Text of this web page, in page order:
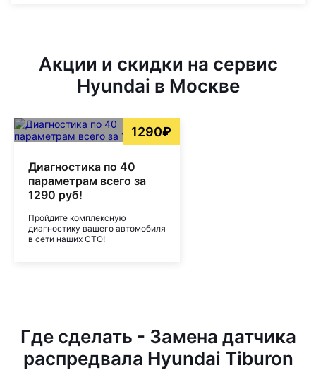
Акции и скидки на сервис
Hyundai в Москве
1290₽
Диагностика по 40
параметрам всего за
1290 руб!
Пройдите комплексную
диагностику вашего автомобиля
в сети наших СТО!
Где сделать - Замена датчика
распредвала Hyundai Tiburon